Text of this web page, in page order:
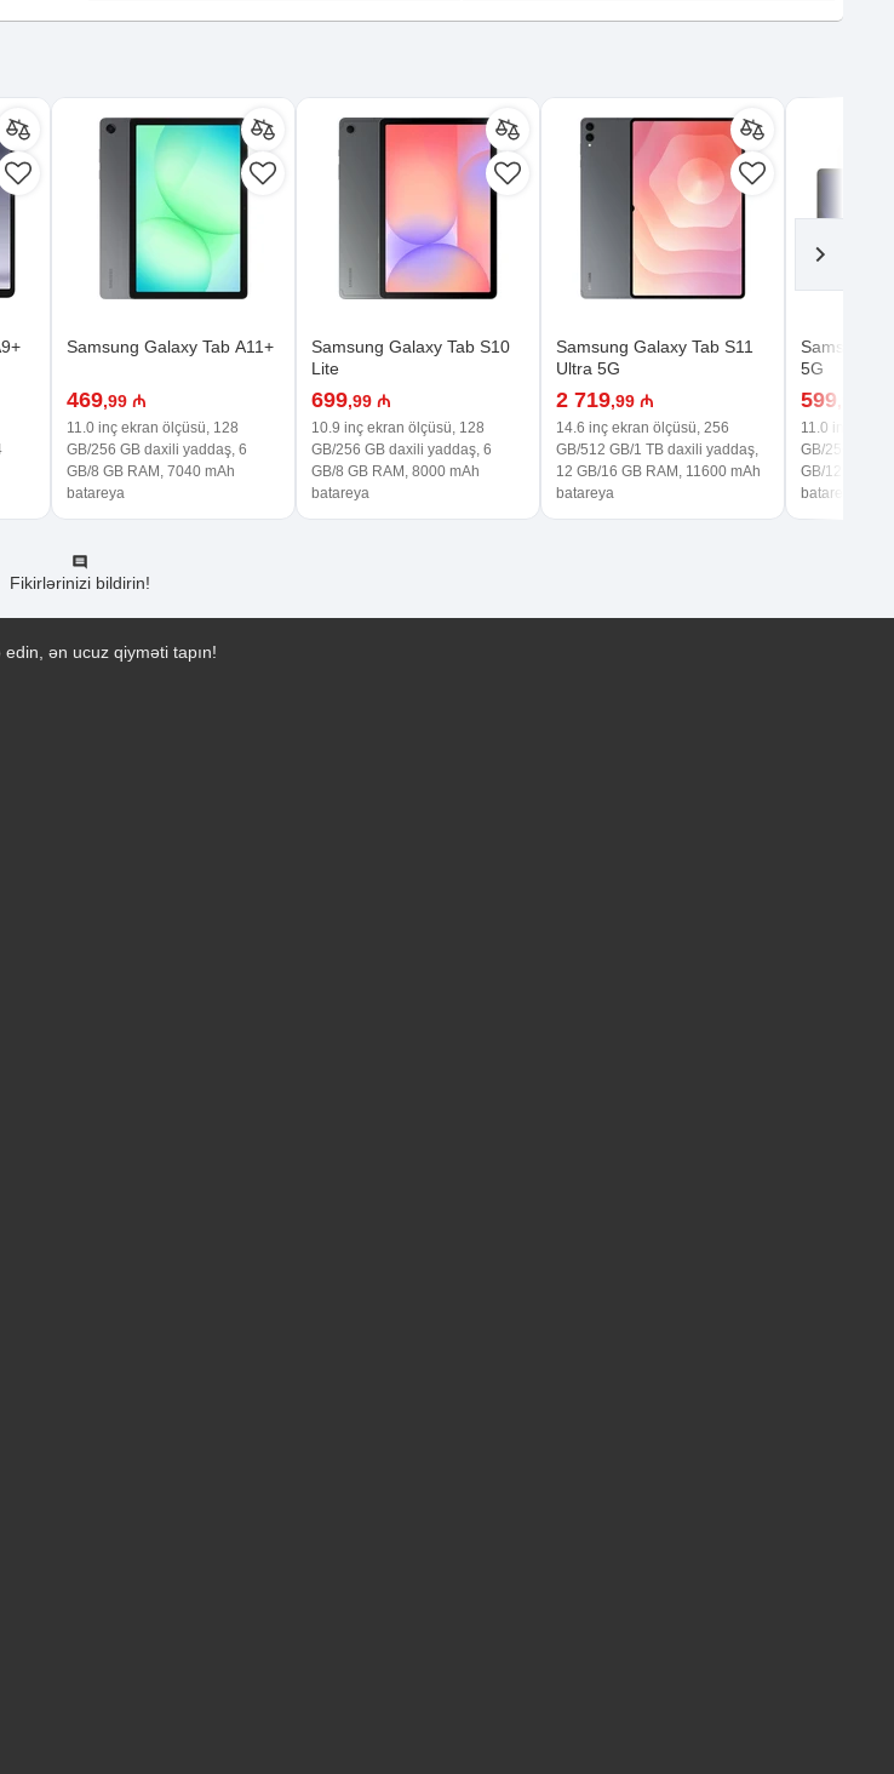
Samsung Galaxy Tab A11+
469,99 ₼
11.0 inç ekran ölçüsü, 128
GB/256 GB daxili yaddaş, 6
GB/8 GB RAM, 7040 mAh
batareya
Samsung Galaxy Tab S10
Lite
699,99 ₼
10.9 inç ekran ölçüsü, 128
GB/256 GB daxili yaddaş, 6
GB/8 GB RAM, 8000 mAh
batareya
Samsung Galaxy Tab S11
Ultra 5G
2 719,99 ₼
14.6 inç ekran ölçüsü, 256
GB/512 GB/1 TB daxili yaddaş,
12 GB/16 GB RAM, 11600 mAh
batareya
Samsung
5G
599,99 ₼
11.0 inç
GB/256 GB
GB/12 GB
batareya
Fikirlərinizi bildirin!
ən ucuz qiyməti tapın!